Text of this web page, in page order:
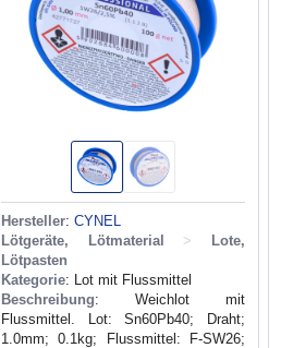
Hersteller: CYNEL
Lötgeräte, Lötmaterial
>
Lote,
Lötpasten
Kategorie: Lot mit Flussmittel
Beschreibung: Weichlot mit
Flussmittel. Lot: Sn60Pb40; Draht;
1.0mm; 0.1kg; Flussmittel: F-SW26;